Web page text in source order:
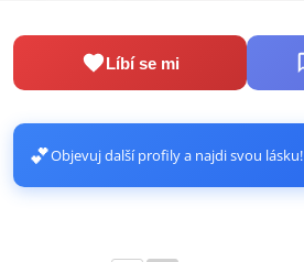
Líbí se mi
💕Objevuj další profily a najdi svou lásku!